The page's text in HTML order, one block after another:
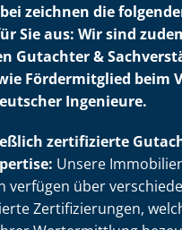
zeichnen die
Sie aus: Wir sind
Gutachter &
Fördermitglied beim
Ingenieure.
zertifizierte
Unsere
verfügen über
Zer­ti­fi­zie­run­gen,